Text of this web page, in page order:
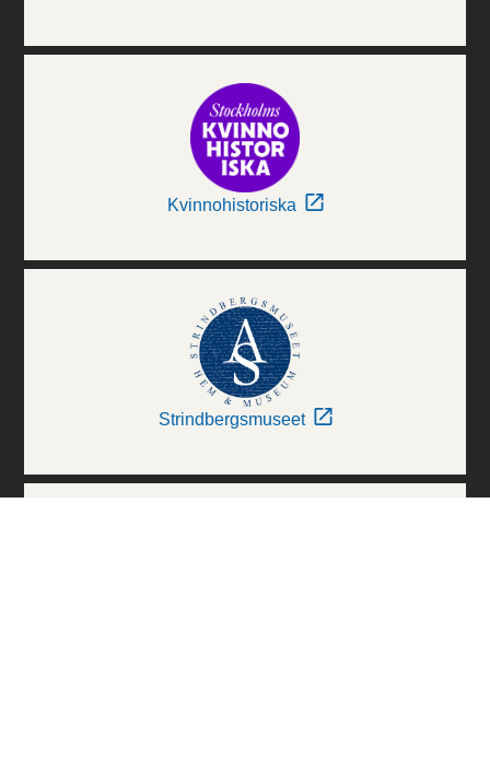
Kvinnohistoriska
Strindbergsmuseet